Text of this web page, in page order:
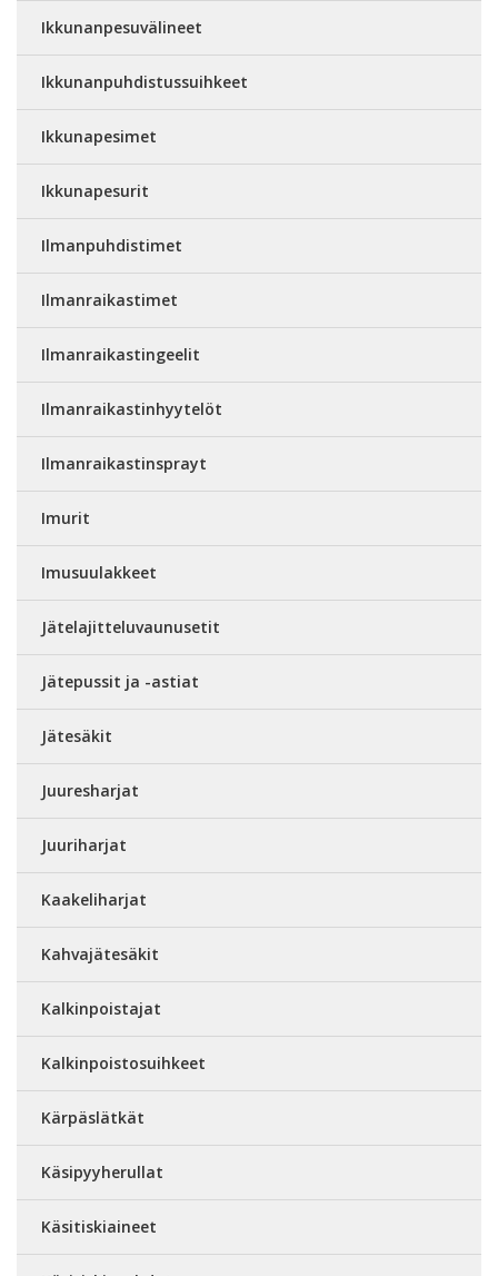
Ikkunanpesuvälineet
Ikkunanpuhdistussuihkeet
Ikkunapesimet
Ikkunapesurit
Ilmanpuhdistimet
Ilmanraikastimet
Ilmanraikastingeelit
Ilmanraikastinhyytelöt
Ilmanraikastinsprayt
Imurit
Imusuulakkeet
Jätelajitteluvaunusetit
Jätepussit ja -astiat
Jätesäkit
Juuresharjat
Juuriharjat
Kaakeliharjat
Kahvajätesäkit
Kalkinpoistajat
Kalkinpoistosuihkeet
Kärpäslätkät
Käsipyyherullat
Käsitiskiaineet